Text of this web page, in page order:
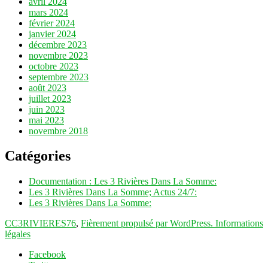
mars 2024
février 2024
janvier 2024
décembre 2023
novembre 2023
octobre 2023
septembre 2023
août 2023
juillet 2023
juin 2023
mai 2023
novembre 2018
Catégories
Documentation : Les 3 Rivières Dans La Somme:
Les 3 Rivières Dans La Somme; Actus 24/7:
Les 3 Rivières Dans La Somme:
CC3RIVIERES76, Fièrement propulsé par WordPress. Informations
légales
Facebook